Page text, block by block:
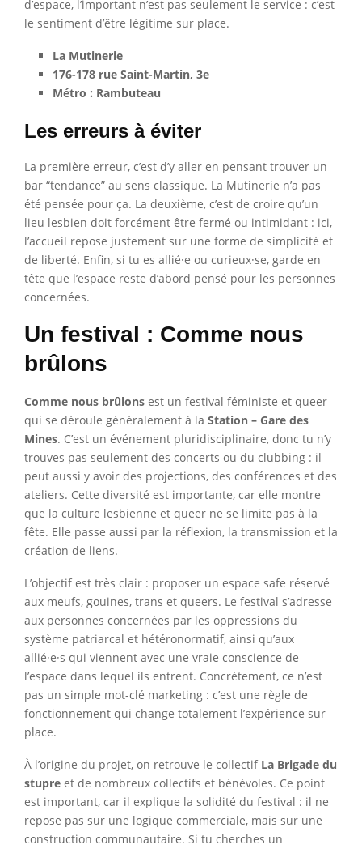
d’espace, l’important n’est pas seulement le service : c’est
le sentiment d’être légitime sur place.
La Mutinerie
176-178 rue Saint-Martin, 3e
Métro : Rambuteau
Les erreurs à éviter
La première erreur, c’est d’y aller en pensant trouver un
bar “tendance” au sens classique. La Mutinerie n’a pas
été pensée pour ça. La deuxième, c’est de croire qu’un
lieu lesbien doit forcément être fermé ou intimidant : ici,
l’accueil repose justement sur une forme de simplicité et
de liberté. Enfin, si tu es allié·e ou curieux·se, garde en
tête que l’espace reste d’abord pensé pour les personnes
concernées.
Un festival : Comme nous
brûlons
Comme nous brûlons est un festival féministe et queer
qui se déroule généralement à la Station – Gare des
Mines. C’est un événement pluridisciplinaire, donc tu n’y
trouves pas seulement des concerts ou du clubbing : il
peut aussi y avoir des projections, des conférences et des
ateliers. Cette diversité est importante, car elle montre
que la culture lesbienne et queer ne se limite pas à la
fête. Elle passe aussi par la réflexion, la transmission et la
création de liens.
L’objectif est très clair : proposer un espace safe réservé
aux meufs, gouines, trans et queers. Le festival s’adresse
aux personnes concernées par les oppressions du
système patriarcal et hétéronormatif, ainsi qu’aux
allié·e·s qui viennent avec une vraie conscience de
l’espace dans lequel ils entrent. Concrètement, ce n’est
pas un simple mot-clé marketing : c’est une règle de
fonctionnement qui change totalement l’expérience sur
place.
À l’origine du projet, on retrouve le collectif La Brigade du
stupre et de nombreux collectifs et bénévoles. Ce point
est important, car il explique la solidité du festival : il ne
repose pas sur une logique commerciale, mais sur une
construction communautaire. Si tu cherches un